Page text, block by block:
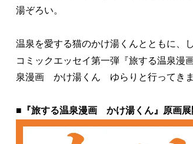
湯ぞろい。
温泉を愛する猫のかけ湯くんとともに、
コミックエッセイ第一弾『旅する温泉
泉漫画 かけ湯くん ゆらりと行ってきま
■『旅する温泉漫画 かけ湯くん』原画展